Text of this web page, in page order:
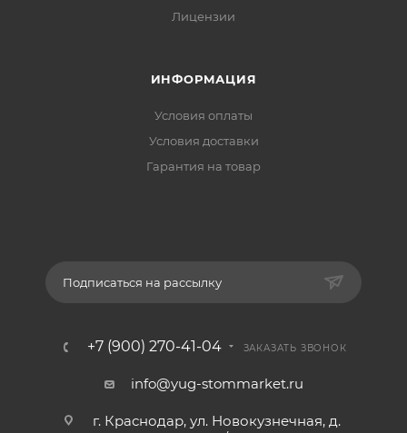
Лицензии
ИНФОРМАЦИЯ
Условия оплаты
Условия доставки
Гарантия на товар
Подписаться на рассылку
+7 (900) 270-41-04 ЗАКАЗАТЬ ЗВОНОК
info@yug-stommarket.ru
г. Краснодар, ул. Новокузнечная, д.